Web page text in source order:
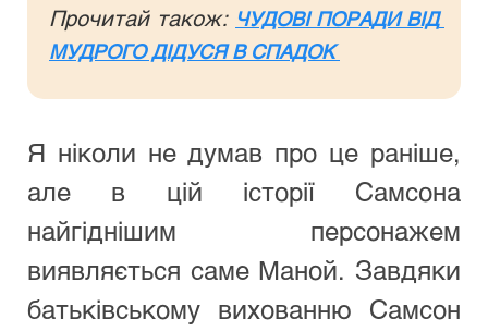
Прочитай також: ЧУДОВІ ПОРАДИ ВІД
МУДРОГО ДІДУСЯ В СПАДОК
Я ніколи не думав про це раніше,
але в цій історії Самсона
найгіднішим персонажем
виявляється саме Маной. Завдяки
батьківському вихованню Самсон